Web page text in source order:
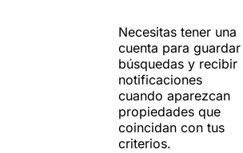
Necesitas tener una
cuenta para guardar
búsquedas y recibir
notificaciones
cuando aparezcan
propiedades que
coincidan con tus
criterios.